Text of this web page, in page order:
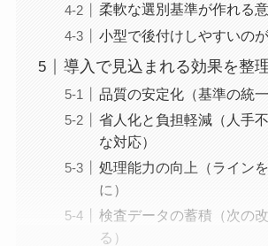
柔軟な選別基準が作れる
小型で後付けしやすいの
導入で見込まれる効果を整
品質の安定化（基準の統一
省人化と負担軽減（人手
な対応）
処理能力の向上（ライン
に）
検査データの蓄積（次の
る）